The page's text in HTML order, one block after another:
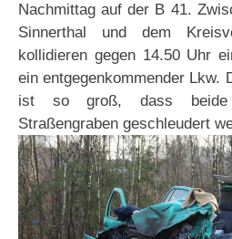
Nachmittag auf der B 41.
Sinnerthal und dem
kollidieren gegen 14.50 Uhr
ein entgegenkommender Lkw.
ist so groß, dass beide
Straßengraben geschleudert